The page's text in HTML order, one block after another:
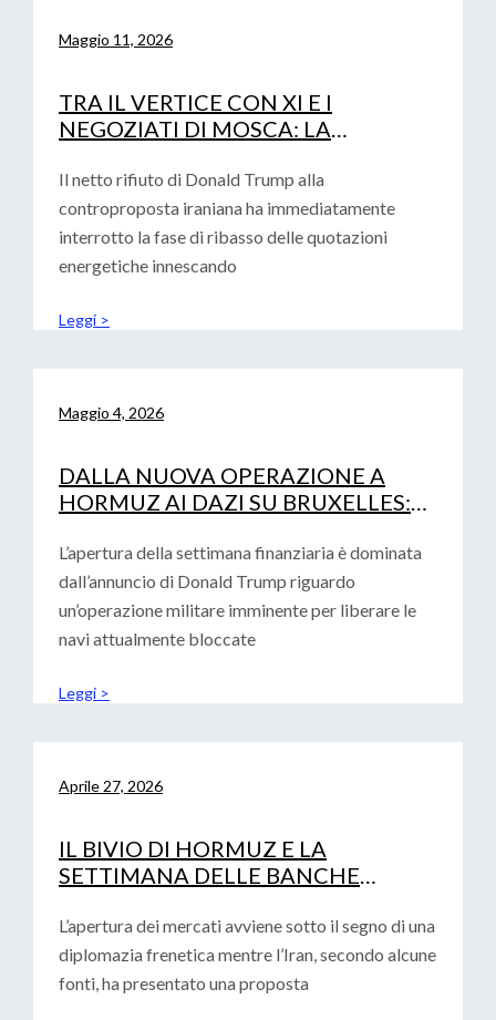
Maggio 11, 2026
TRA IL VERTICE CON XI E I
NEGOZIATI DI MOSCA: LA
PROVA DEI FATTI
Il netto rifiuto di Donald Trump alla
controproposta iraniana ha immediatamente
interrotto la fase di ribasso delle quotazioni
energetiche innescando
Leggi >
Maggio 4, 2026
DALLA NUOVA OPERAZIONE A
HORMUZ AI DAZI SU BRUXELLES:
L’apertura della settimana finanziaria è dominata
dall’annuncio di Donald Trump riguardo
un’operazione militare imminente per liberare le
navi attualmente bloccate
Leggi >
Aprile 27, 2026
IL BIVIO DI HORMUZ E LA
SETTIMANA DELLE BANCHE
TESORERIE
L’apertura dei mercati avviene sotto il segno di una
diplomazia frenetica mentre l’Iran, secondo alcune
fonti, ha presentato una proposta